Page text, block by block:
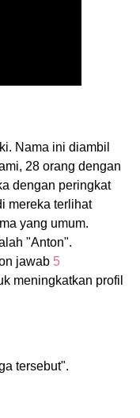
Nama ini diambil
28 orang dengan
dengan peringkat
mereka terlihat
yang umum.
"Anton".
jawab 5
meningkatkan profil
tersebut".